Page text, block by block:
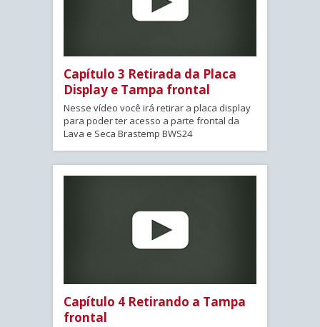
Capítulo 3 Retirada da Placa
Display e Tampa frontal
Nesse vídeo você irá retirar a placa display
para poder ter acesso a parte frontal da
Lava e Seca Brastemp BWS24
Capítulo 4 Retirando a Tampa
frontal